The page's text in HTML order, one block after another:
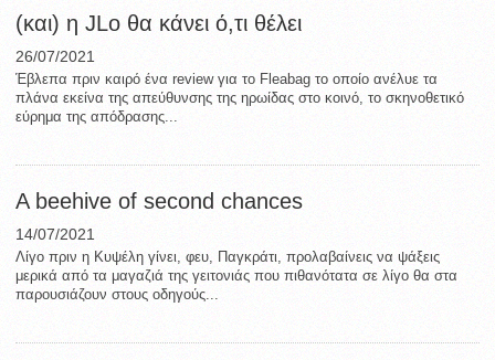
(και) η JLo θα κάνει ό,τι θέλει
26/07/2021
Έβλεπα πριν καιρό ένα review για το Fleabag το οποίο ανέλυε τα
πλάνα εκείνα της απεύθυνσης της ηρωίδας στο κοινό, το σκηνοθετικό
εύρημα της απόδρασης...
A beehive of second chances
14/07/2021
Λίγο πριν η Κυψέλη γίνει, φευ, Παγκράτι, προλαβαίνεις να ψάξεις
μερικά από τα μαγαζιά της γειτονιάς που πιθανότατα σε λίγο θα στα
παρουσιάζουν στους οδηγούς...